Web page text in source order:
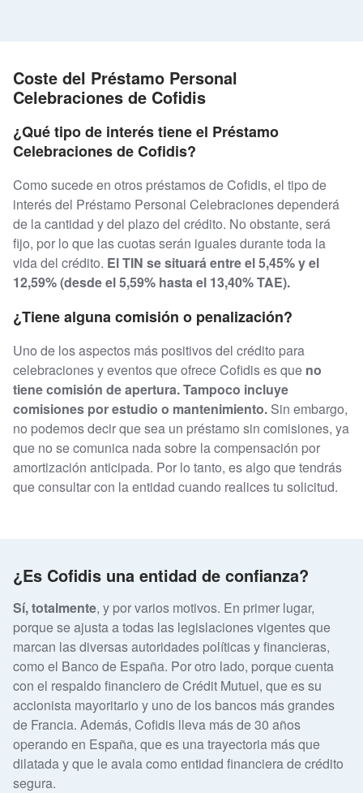
Coste del Préstamo Personal
Celebraciones de Cofidis
¿Qué tipo de interés tiene el Préstamo
Celebraciones de Cofidis?
Como sucede en otros préstamos de Cofidis, el tipo de
interés del Préstamo Personal Celebraciones dependerá
de la cantidad y del plazo del crédito. No obstante, será
fijo, por lo que las cuotas serán iguales durante toda la
vida del crédito. El TIN se situará entre el 5,45% y el
12,59% (desde el 5,59% hasta el 13,40% TAE).
¿Tiene alguna comisión o penalización?
Uno de los aspectos más positivos del crédito para
celebraciones y eventos que ofrece Cofidis es que no
tiene comisión de apertura. Tampoco incluye
comisiones por estudio o mantenimiento. Sin embargo,
no podemos decir que sea un préstamo sin comisiones, ya
que no se comunica nada sobre la compensación por
amortización anticipada. Por lo tanto, es algo que tendrás
que consultar con la entidad cuando realices tu solicitud.
¿Es Cofidis una entidad de confianza?
Sí, totalmente, y por varios motivos. En primer lugar,
porque se ajusta a todas las legislaciones vigentes que
marcan las diversas autoridades políticas y financieras,
como el Banco de España. Por otro lado, porque cuenta
con el respaldo financiero de Crédit Mutuel, que es su
accionista mayoritario y uno de los bancos más grandes
de Francia. Además, Cofidis lleva más de 30 años
operando en España, que es una trayectoria más que
dilatada y que le avala como entidad financiera de crédito
segura.